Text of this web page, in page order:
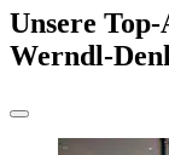
Unsere
Werndl-